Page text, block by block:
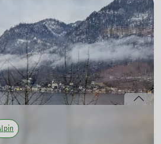
sind wir als Gruppe
in das wunderschöne
ein paar Bewegungspausen
Und wir kamen sogar
konnten wir noch die Zeit auf dem
während der andere Teil
Rezeption angemeldet hat.